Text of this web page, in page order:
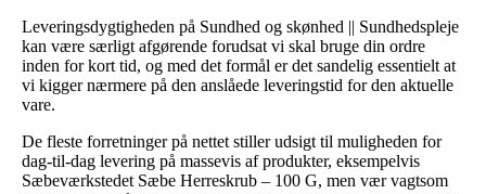
Leveringsdygtigheden på Sundhed og skønhed || Sundhedspleje
kan være særligt afgørende forudsat vi skal bruge din ordre
inden for kort tid, og med det formål er det sandelig essentielt at
vi kigger nærmere på den anslåede leveringstid for den aktuelle
vare.
De fleste forretninger på nettet stiller udsigt til muligheden for
dag-til-dag levering på massevis af produkter, eksempelvis
Sæbeværkstedet Sæbe Herreskrub – 100 G, men vær vagtsom